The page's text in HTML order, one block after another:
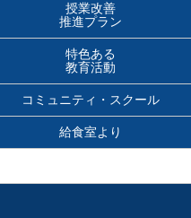
授業改善
推進プラン
特色ある
教育活動
コミュニティ・スクール
給食室より